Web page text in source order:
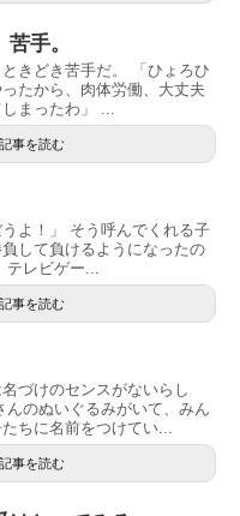
手。
きどき苦手だ。 「ひょろひ
たから、肉体労働、大丈夫
まったわ」 ...
記事を読む
うよ！」 そう呼んでくれる子
して負けるようになったの
テレビゲー...
記事を読む
づけのセンスがないらし
んのぬいぐるみがいて、みん
ちに名前をつけてい...
記事を読む